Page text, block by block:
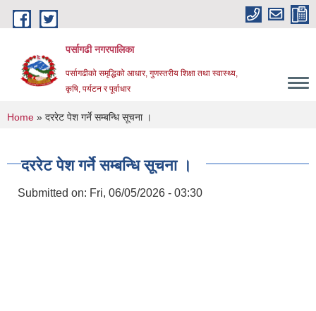
Skip to main content
पर्सागढी नगरपालिका
पर्सागढीको समृद्धिको आधार, गुणस्तरीय शिक्षा तथा स्वास्थ्य,
कृषि, पर्यटन र पूर्वाधार
You are here
Home » दररेट पेश ग‍र्ने सम्बन्धि सूचना ।
दररेट पेश ग‍र्ने सम्बन्धि सूचना ।
Submitted on: Fri, 06/05/2026 - 03:30